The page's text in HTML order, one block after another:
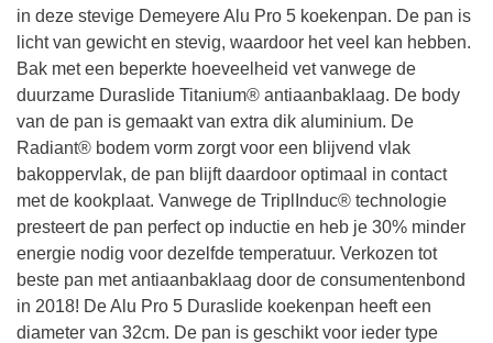
in deze stevige Demeyere Alu Pro 5 koekenpan. De pan is
licht van gewicht en stevig, waardoor het veel kan hebben.
Bak met een beperkte hoeveelheid vet vanwege de
duurzame Duraslide Titanium® antiaanbaklaag. De body
van de pan is gemaakt van extra dik aluminium. De
Radiant® bodem vorm zorgt voor een blijvend vlak
bakoppervlak, de pan blijft daardoor optimaal in contact
met de kookplaat. Vanwege de TriplInduc® technologie
presteert de pan perfect op inductie en heb je 30% minder
energie nodig voor dezelfde temperatuur. Verkozen tot
beste pan met antiaanbaklaag door de consumentenbond
in 2018! De Alu Pro 5 Duraslide koekenpan heeft een
diameter van 32cm. De pan is geschikt voor ieder type